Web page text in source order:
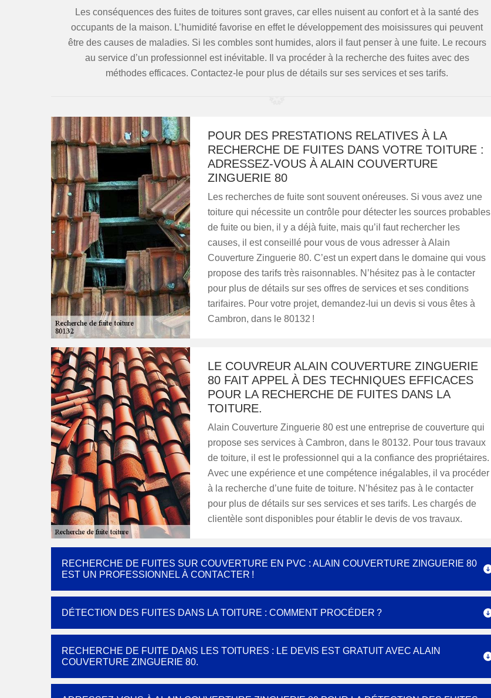
Les conséquences des fuites de toitures sont graves, car elles nuisent au confort et à la santé des
occupants de la maison. L’humidité favorise en effet le développement des moisissures qui peuvent
être des causes de maladies. Si les combles sont humides, alors il faut penser à une fuite. Le recours
au service d’un professionnel est inévitable. Il va procéder à la recherche des fuites avec des
méthodes efficaces. Contactez-le pour plus de détails sur ses services et ses tarifs.
POUR DES PRESTATIONS RELATIVES À LA
RECHERCHE DE FUITES DANS VOTRE TOITURE :
ADRESSEZ-VOUS À ALAIN COUVERTURE
ZINGUERIE 80
Les recherches de fuite sont souvent onéreuses. Si vous avez une
toiture qui nécessite un contrôle pour détecter les sources probables
de fuite ou bien, il y a déjà fuite, mais qu’il faut rechercher les
causes, il est conseillé pour vous de vous adresser à Alain
Couverture Zinguerie 80. C’est un expert dans le domaine qui vous
propose des tarifs très raisonnables. N’hésitez pas à le contacter
pour plus de détails sur ses offres de services et ses conditions
tarifaires. Pour votre projet, demandez-lui un devis si vous êtes à
Cambron, dans le 80132 !
LE COUVREUR ALAIN COUVERTURE ZINGUERIE
80 FAIT APPEL À DES TECHNIQUES EFFICACES
POUR LA RECHERCHE DE FUITES DANS LA
TOITURE.
Alain Couverture Zinguerie 80 est une entreprise de couverture qui
propose ses services à Cambron, dans le 80132. Pour tous travaux
de toiture, il est le professionnel qui a la confiance des propriétaires.
Avec une expérience et une compétence inégalables, il va procéder
à la recherche d’une fuite de toiture. N’hésitez pas à le contacter
pour plus de détails sur ses services et ses tarifs. Les chargés de
clientèle sont disponibles pour établir le devis de vos travaux.
RECHERCHE DE FUITES SUR COUVERTURE EN PVC : ALAIN COUVERTURE ZINGUERIE 80
EST UN PROFESSIONNEL À CONTACTER !
DÉTECTION DES FUITES DANS LA TOITURE : COMMENT PROCÉDER ?
RECHERCHE DE FUITE DANS LES TOITURES : LE DEVIS EST GRATUIT AVEC ALAIN
COUVERTURE ZINGUERIE 80.